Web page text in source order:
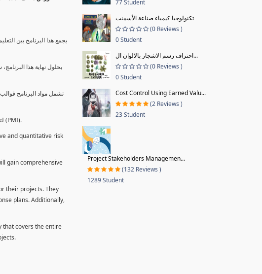
يجمع هذا البرنامج بين
بحلول نهاية هذا
تشمل مواد البرنامج
يمكن للطلاب استخدام ساعات هذا البرنامج كوحدات تطوير المهنة (PDUs) لتجديد جميع الشهادات المهنية الأخرى مثل شهادات إدارة المشاريع العالمية (PMI).
and quantitative risk
gain comprehensive
their projects. They
plans. Additionally,
that covers the entire
77 Student
تكنولوجيا كيمياء صناعة الأسمنت
(0 Reviews )
0 Student
احتراف رسم الاشجار بالالوان ال...
(0 Reviews )
0 Student
Cost Control Using Earned Valu...
(2 Reviews )
23 Student
Project Stakeholders Managemen...
(132 Reviews )
1289 Student